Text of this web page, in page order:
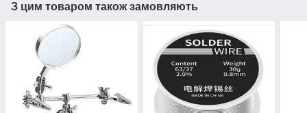
З цим товаром також замовляють